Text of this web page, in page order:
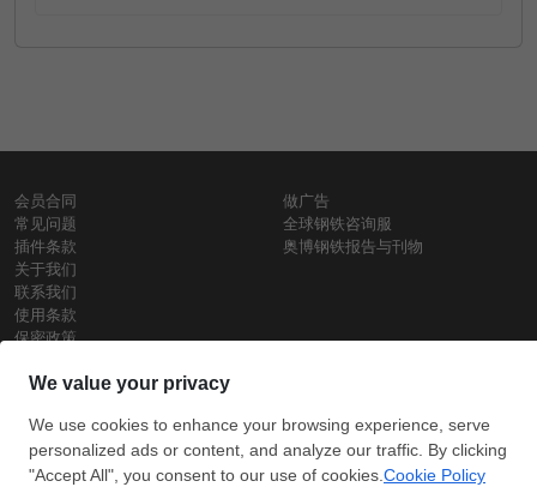
会员合同
常见问题
插件条款
关于我们
联系我们
使用条款
保密政策
做广告
全球钢铁咨询服
奥博钢铁报告与刊物
铁价格
每日废钢价格
盘条价格
保留所有权利
订
信用卡支
支付宝支